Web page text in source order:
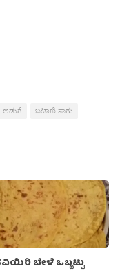
ಅಡುಗೆ ಬಟಾಣಿ ಸಾಗು
ಬೇಳೆ ಒಬ್ಬಟ್ಟು